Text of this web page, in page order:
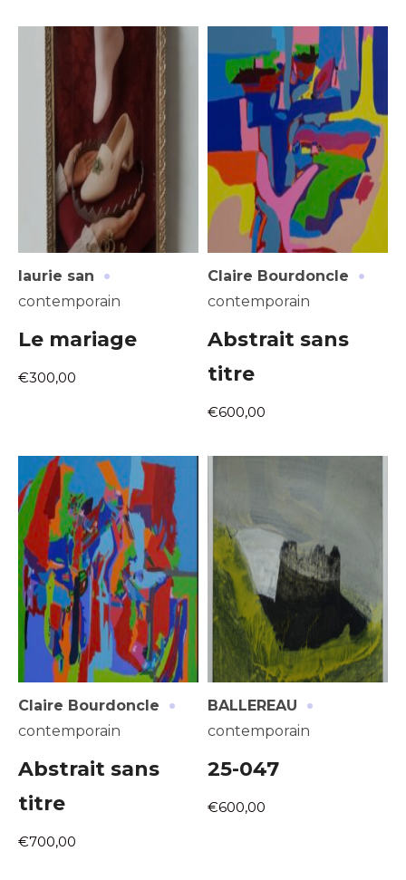
laurie san ·
contemporain
Le mariage
€300,00
Claire Bourdoncle ·
contemporain
Abstrait sans
titre
€600,00
Claire Bourdoncle ·
contemporain
Abstrait sans
titre
€700,00
BALLEREAU ·
contemporain
25-047
€600,00